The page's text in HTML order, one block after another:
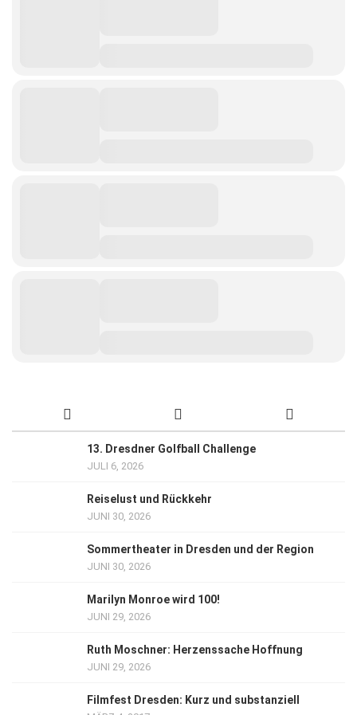
13. Dresdner Golfball Challenge
JULI 6, 2026
Reiselust und Rückkehr
JUNI 30, 2026
Sommertheater in Dresden und der Region
JUNI 30, 2026
Marilyn Monroe wird 100!
JUNI 29, 2026
Ruth Moschner: Herzenssache Hoffnung
JUNI 29, 2026
Filmfest Dresden: Kurz und substanziell